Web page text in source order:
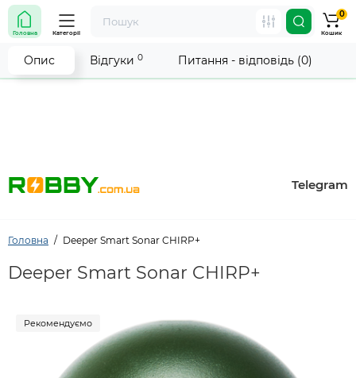
Увага! Роботу магазину тимчасово припинено. Ми
робимо все можливе, щоб відновити прийом
замовлень якнайшвидше.
Telegram
Головна Категорії
0
Кошик
Головна Deeper Smart Sonar CHIRP+
Deeper Smart Sonar CHIRP+
Рекомендуємо
Опис Відгуки 0 Питання - відповідь (0)